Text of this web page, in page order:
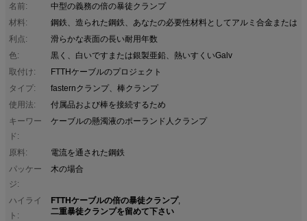
名前:
中型の義務の倍の暴徒クランプ
材料:
鋼鉄、造られた鋼鉄、あなたの必要性材料としてアルミ合金または
利点:
滑らかな表面の長い耐用年数
色:
黒く、白いですまたは銀製亜鉛、熱いすくいGalv
取付け:
FTTHケーブルのプロジェクト
タイプ:
fasternクランプ、棒クランプ
使用法:
付属品および棒を接続するため
キーワー
ド:
ケーブルの懸濁液のポーランド人クランプ
原料:
電流を通された鋼鉄
パッケー
ジ:
木の場合
ハイライ
ト:
FTTHケーブルの倍の暴徒クランプ,
二重暴徒クランプを留めて下さい